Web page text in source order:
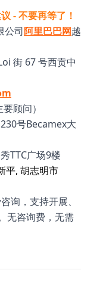
- 不要再等了！
公司阿里巴巴网越
街 67 号西贡中
顾问）
号Becamex大
TTC广场9楼
平, 胡志明市
询，支持开展、
无咨询费，无需